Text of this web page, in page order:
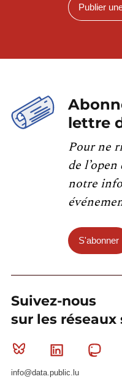
Publier
lettre
Pour ne
de
notre
S'abonner
Suivez-nous
sur les réseaux
Bluesky Linkedin
info@data.public.lu